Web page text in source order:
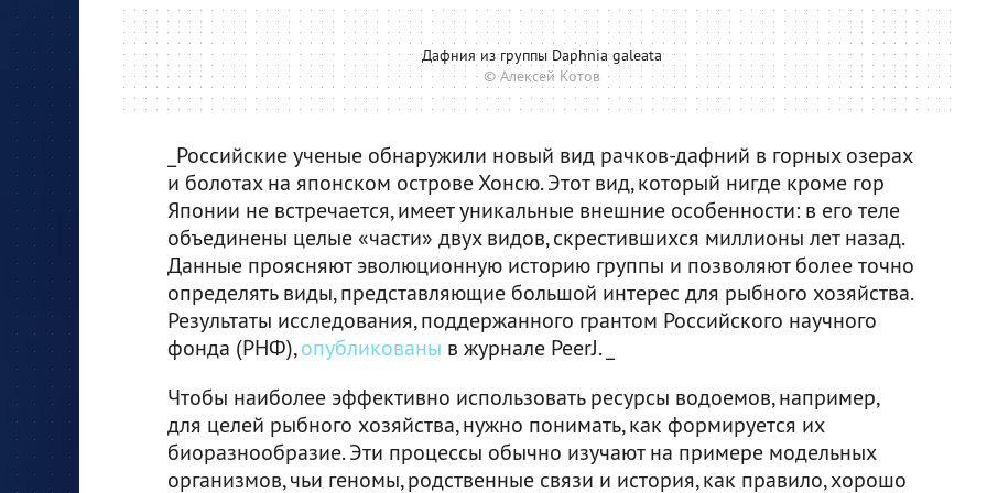
Дафния из группы Daphnia galeata
© Алексей Котов
_Российские ученые обнаружили новый вид рачков-дафний в горных озерах
и болотах на японском острове Хонсю. Этот вид, который нигде кроме гор
Японии не встречается, имеет уникальные внешние особенности: в его теле
объединены целые «части» двух видов, скрестившихся миллионы лет назад.
Данные проясняют эволюционную историю группы и позволяют более точно
определять виды, представляющие большой интерес для рыбного хозяйства.
Результаты исследования, поддержанного грантом Российского научного
фонда (РНФ),опубликованы в журнале PeerJ. _
Чтобы наиболее эффективно использовать ресурсы водоемов, например,
для целей рыбного хозяйства, нужно понимать, как формируется их
биоразнообразие. Эти процессы обычно изучают на примере модельных
организмов, чьи геномы, родственные связи и история, как правило, хорошо